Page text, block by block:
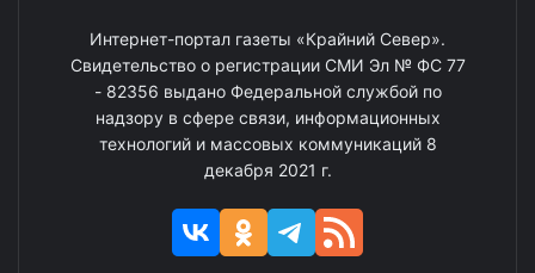
Интернет-портал газеты «Крайний Север».
Свидетельство о регистрации СМИ Эл № ФС 77
- 82356 выдано Федеральной службой по
надзору в сфере связи, информационных
технологий и массовых коммуникаций 8
декабря 2021 г.